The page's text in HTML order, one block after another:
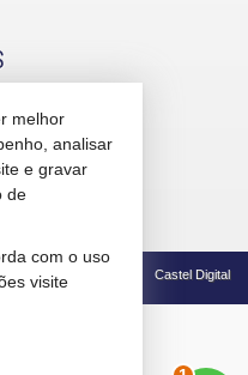
Castel Digital
melhor
analisar
e gravar
de
com o uso
visite